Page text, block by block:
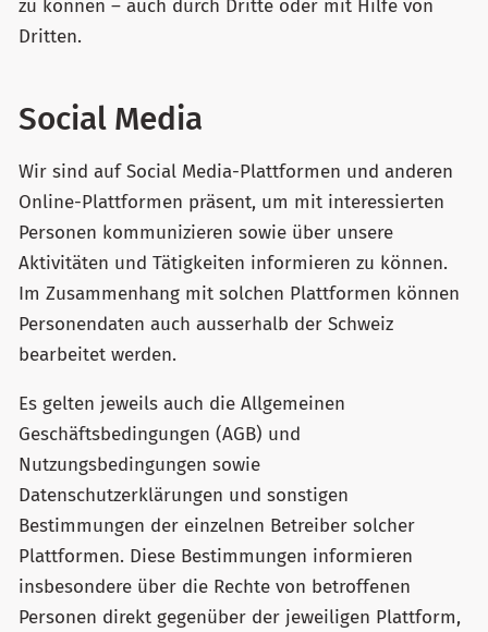
zu können – auch durch Dritte oder mit Hilfe von
Dritten.
Social Media
Wir sind auf Social Media-Plattformen und anderen
Online-Plattformen präsent, um mit interessierten
Personen kommunizieren sowie über unsere
Aktivitäten und Tätigkeiten informieren zu können.
Im Zusammenhang mit solchen Plattformen können
Personendaten auch ausserhalb der Schweiz
bearbeitet werden.
Es gelten jeweils auch die Allgemeinen
Geschäftsbedingungen (AGB) und
Nutzungsbedingungen sowie
Datenschutzerklärungen und sonstigen
Bestimmungen der einzelnen Betreiber solcher
Plattformen. Diese Bestimmungen informieren
insbesondere über die Rechte von betroffenen
Personen direkt gegenüber der jeweiligen Plattform,